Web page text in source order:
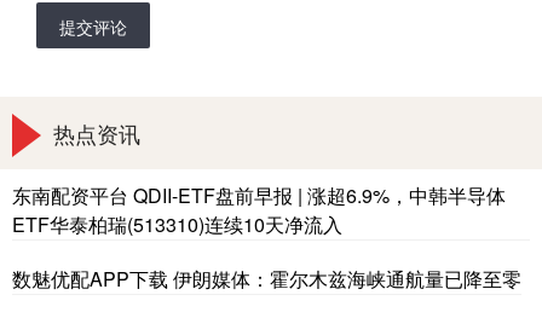
提交评论
热点资讯
东南配资平台 QDII-ETF盘前早报 | 涨超6.9%，中韩半导体
ETF华泰柏瑞(513310)连续10天净流入
数魅优配APP下载 伊朗媒体：霍尔木兹海峡通航量已降至零